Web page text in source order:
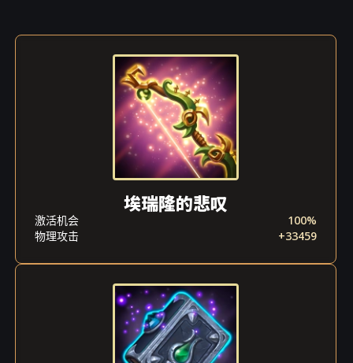
当她恢复意识时，周围已是一片屠杀和混乱。
成千上万的战士在里弗萨的街道上战斗、牺
牲。黑暗之星下定决心: 既然她在无意之中造成
了这场流血事件，那就由她来结束这一切。被
抚养她长大之人背叛，让她决定孤注一掷。
带着满腔怒火与绝望，她义无反顾地朝着目标
冲去。当鲜血从圣母安玛娜的脖颈中喷涌而出
时，黑暗之星的视线没有一刻离开过。她平静
地看着这个毁掉自己人生的女人生命渐渐消
逝。
黑暗精灵领袖的死亡扭转了战局。入侵者撤退
了，而黑暗之星则留在了里弗萨，她真正的故
乡。然而，因为摧毁了哨兵，她被众精灵鄙
视，并被视为弃儿。里弗萨法庭正式赦免了
她，承认她为战胜黑暗势力所做出的贡献，但
裁定她必须尽快离开这座城市。在这大陆上流
埃瑞隆的悲叹
激活机会
100%
物理攻击
+33459